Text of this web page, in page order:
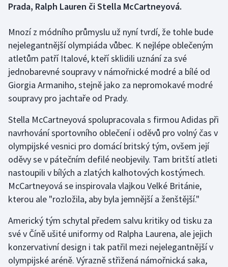
Futsal
Golf
Gymnastika
Házená
Judo
Krasobruslení
Lezení
Moderní pětiboj
Motorsport
Prada, Ralph Lauren či Stella McCartneyová.
Mnozí z módního průmyslu už nyní tvrdí, že tohle bude
nejelegantnější olympiáda vůbec. K nejlépe oblečeným
atletům patří Italové, kteří sklidili uznání za své
jednobarevné soupravy v námořnické modré a bílé od
Giorgia Armaniho, stejně jako za nepromokavé modré
soupravy pro jachtaře od Prady.
Stella McCartneyová spolupracovala s firmou Adidas při
navrhování sportovního oblečení i oděvů pro volný čas v
olympijské vesnici pro domácí britský tým, ovšem její
oděvy se v pátečním defilé neobjevily. Tam britští atleti
nastoupili v bílých a zlatých kalhotových kostýmech.
McCartneyová se inspirovala vlajkou Velké Británie,
kterou ale "rozložila, aby byla jemnější a ženštější."
Americký tým schytal předem salvu kritiky od tisku za
své v Číně ušité uniformy od Ralpha Laurena, ale jejich
konzervativní design i tak patřil mezi nejelegantnější v
olympijské aréně. Výrazně střižená námořnická saka,